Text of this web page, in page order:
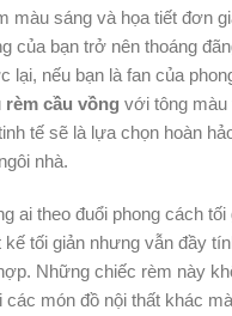
màu sáng và họa tiết đơn
của bạn trở nên thoáng
lại, nếu bạn là fan của
rèm cầu vồng với tông màu
tế sẽ là lựa chọn hoàn
nhà.
ai theo đuổi phong cách tối
kế tối giản nhưng vẫn đầy
Những chiếc rèm này
món đồ nội thất khác